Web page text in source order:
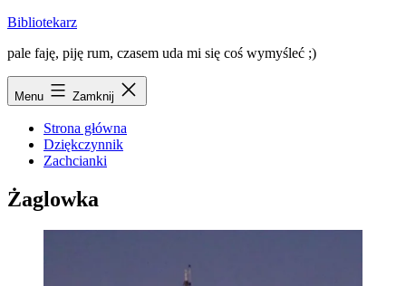
Przejdź
treści
Bibliotekarz
pale faję, piję rum, czasem uda mi się coś wymyśleć ;)
Menu Zamknij
Strona główna
Dziękczynnik
Zachcianki
Żaglowka